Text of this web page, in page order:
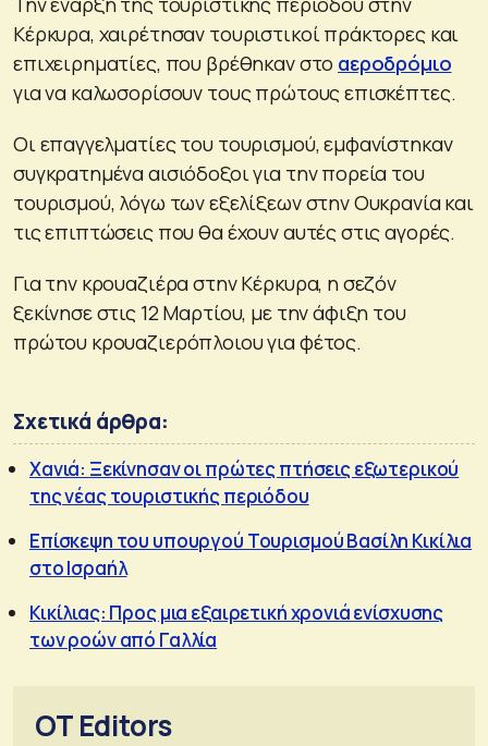
Κέρκυρα, χαιρέτησαν τουριστικοί πράκτορες και
επιχειρηματίες, που βρέθηκαν στο αεροδρόμιο
για να καλωσορίσουν τους πρώτους επισκέπτες.
Οι επαγγελματίες του τουρισμού, εμφανίστηκαν
συγκρατημένα αισιόδοξοι για την πορεία του
τουρισμού, λόγω των εξελίξεων στην Ουκρανία και
τις επιπτώσεις που θα έχουν αυτές στις αγορές.
Για την κρουαζιέρα στην Κέρκυρα, η σεζόν
ξεκίνησε στις 12 Μαρτίου, με την άφιξη του
πρώτου κρουαζιερόπλοιου για φέτος.
Σχετικά άρθρα:
Χανιά: Ξεκίνησαν οι πρώτες πτήσεις εξωτερικού
της νέας τουριστικής περιόδου
Επίσκεψη του υπουργού Τουρισμού Βασίλη Κικίλια
στο Ισραήλ
Κικίλιας: Προς μια εξαιρετική χρονιά ενίσχυσης
των ροών από Γαλλία
OT Editors